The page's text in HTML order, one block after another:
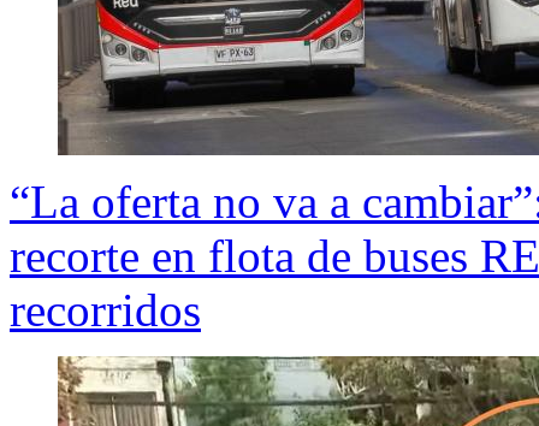
“La oferta no va a
recorte en flota de buses
recorridos